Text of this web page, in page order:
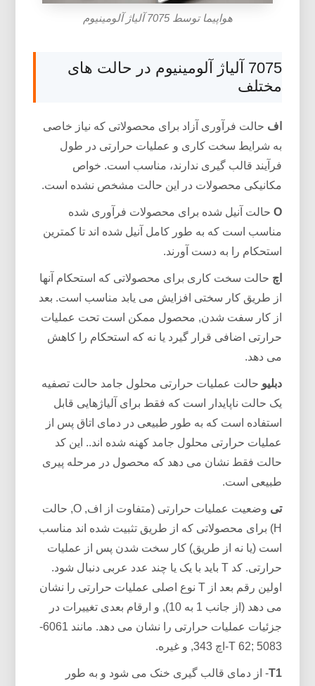
هواپیما توسط 7075 آلیاژ آلومینیوم
7075 آلیاژ آلومینیوم در حالت های
مختلف
اف حالت فرآوری آزاد برای محصولاتی که نیاز خاصی
به شرایط سخت کاری و عملیات حرارتی در طول
فرآیند قالب گیری ندارند، مناسب است. خواص
مکانیکی محصولات در این حالت مشخص نشده است.
O حالت آنیل شده برای محصولات فرآوری شده
مناسب است که به طور کامل آنیل شده اند تا کمترین
استحکام را به دست آورند.
اچ حالت سخت کاری برای محصولاتی که استحکام آنها
از طریق کار سختی افزایش می یابد مناسب است. بعد
از کار سفت شدن, محصول ممکن است تحت عملیات
حرارتی اضافی قرار گیرد یا نه که استحکام را کاهش
می دهد.
دبلیو حالت عملیات حرارتی محلول جامد حالت تصفیه
یک حالت ناپایدار است که فقط برای آلیاژهایی قابل
استفاده است که به طور طبیعی در دمای اتاق پس از
عملیات حرارتی محلول جامد کهنه شده اند.. این کد
حالت فقط نشان می دهد که محصول در مرحله پیری
طبیعی است.
تی
وضعیت عملیات حرارتی (متفاوت از اف, O, حالت
H) برای محصولاتی که از طریق تثبیت شده اند مناسب
است (یا نه از طریق) کار سخت شدن پس از عملیات
حرارتی. کد T باید با یک یا چند عدد عربی دنبال شود.
اولین رقم بعد از T نوع اصلی عملیات حرارتی را نشان
می دهد (از جانب 1 به 10), و ارقام بعدی تغییرات در
جزئیات عملیات حرارتی را نشان می دهد. مانند 6061-
T 62; 5083-اچ 343, و غیره.
T1- از دمای قالب گیری خنک می شود و به طور